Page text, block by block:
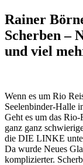
Rainer
Scherben –
und viel
Wenn es um Rio
Seelenbinder-Halle
Geht es um das
ganz ganz
die DIE LINKE
Da wurde Neues
komplizierter.